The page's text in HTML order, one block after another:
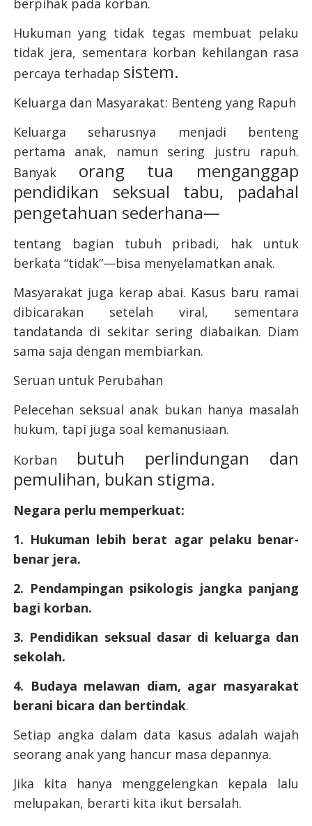
berpihak pada korban.
Hukuman yang tidak tegas membuat pelaku
tidak jera, sementara korban kehilangan rasa
percaya terhadap sistem.
Keluarga dan Masyarakat: Benteng yang Rapuh
Keluarga seharusnya menjadi benteng
pertama anak, namun sering justru rapuh.
Banyak orang tua menganggap
pendidikan seksual tabu, padahal
pengetahuan sederhana—
tentang bagian tubuh pribadi, hak untuk
berkata “tidak”—bisa menyelamatkan anak.
Masyarakat juga kerap abai. Kasus baru ramai
dibicarakan setelah viral, sementara
tandatanda di sekitar sering diabaikan. Diam
sama saja dengan membiarkan.
Seruan untuk Perubahan
Pelecehan seksual anak bukan hanya masalah
hukum, tapi juga soal kemanusiaan.
Korban butuh perlindungan dan
pemulihan, bukan stigma.
Negara perlu memperkuat:
1. Hukuman lebih berat agar pelaku benar-
benar jera.
2. Pendampingan psikologis jangka panjang
bagi korban.
3. Pendidikan seksual dasar di keluarga dan
sekolah.
4. Budaya melawan diam, agar masyarakat
berani bicara dan bertindak.
Setiap angka dalam data kasus adalah wajah
seorang anak yang hancur masa depannya.
Jika kita hanya menggelengkan kepala lalu
melupakan, berarti kita ikut bersalah.